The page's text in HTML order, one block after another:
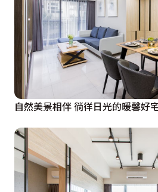
自然美景相伴 徜徉日光的暖馨好